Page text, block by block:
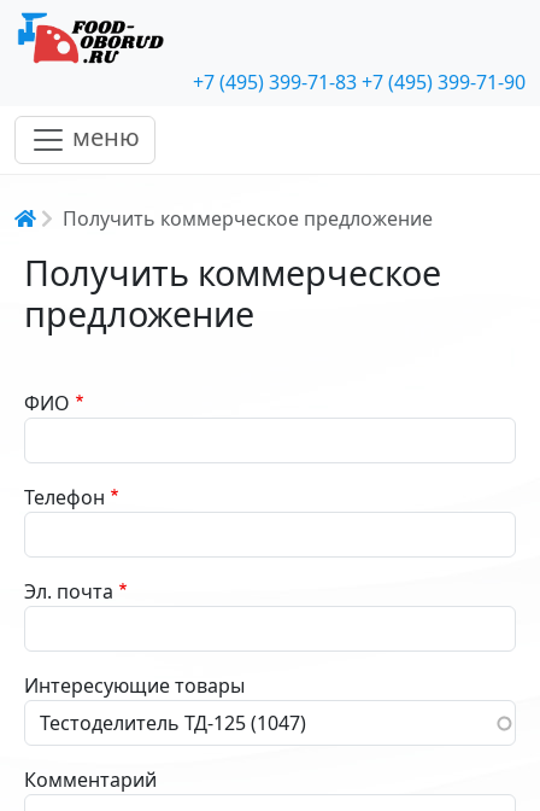
+7 (495) 399-71-83+7 (495) 399-71-90
меню
Строка навигации
Получить коммерческое предложение
Получить коммерческое
предложение
ФИО
Телефон
Эл. почта
Интересующие товары
Комментарий